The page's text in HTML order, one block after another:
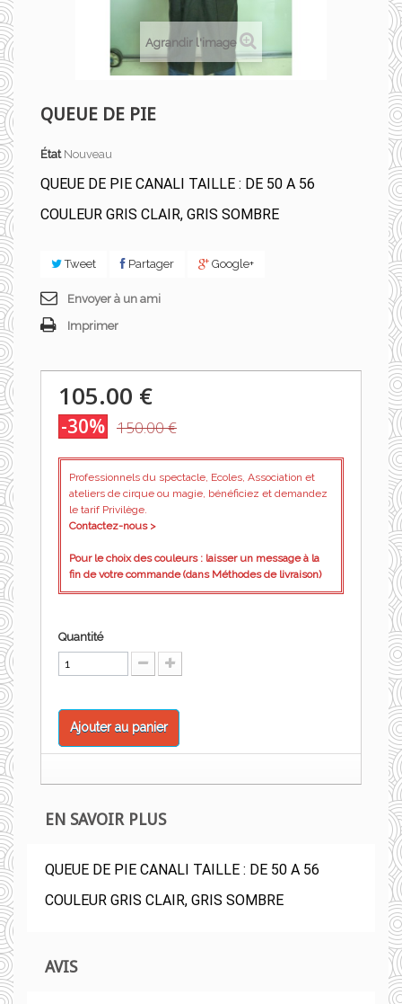
Agrandir l'image
QUEUE DE PIE
État Nouveau
QUEUE DE PIE CANALI TAILLE : DE 50 A 56
COULEUR GRIS CLAIR, GRIS SOMBRE
Tweet Partager Google+
Envoyer à un ami
Imprimer
105.00 €
-30% 150.00 €
Professionnels du spectacle, Ecoles, Association et
ateliers de cirque ou magie, bénéficiez et demandez
le tarif Privilège.
Contactez-nous >
Pour le choix des couleurs : laisser un message à la
fin de votre commande (dans Méthodes de livraison)
Quantité
Ajouter au panier
EN SAVOIR PLUS
QUEUE DE PIE CANALI TAILLE : DE 50 A 56
COULEUR GRIS CLAIR, GRIS SOMBRE
AVIS